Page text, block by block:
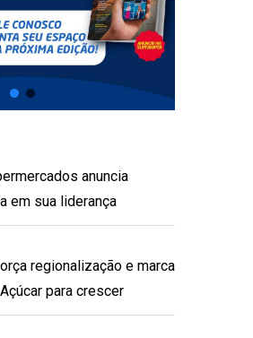
anuncia
em sua liderança
regionalização e marca
para crescer